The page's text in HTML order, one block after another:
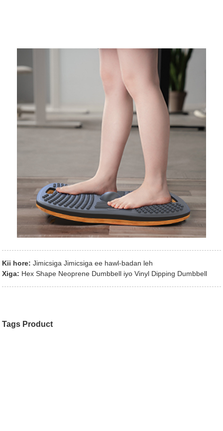
Kii hore: Jimicsiga Jimicsiga ee hawl-badan leh
Xiga: Hex Shape Neoprene Dumbbell iyo Vinyl Dipping Dumbbell
Tags Product